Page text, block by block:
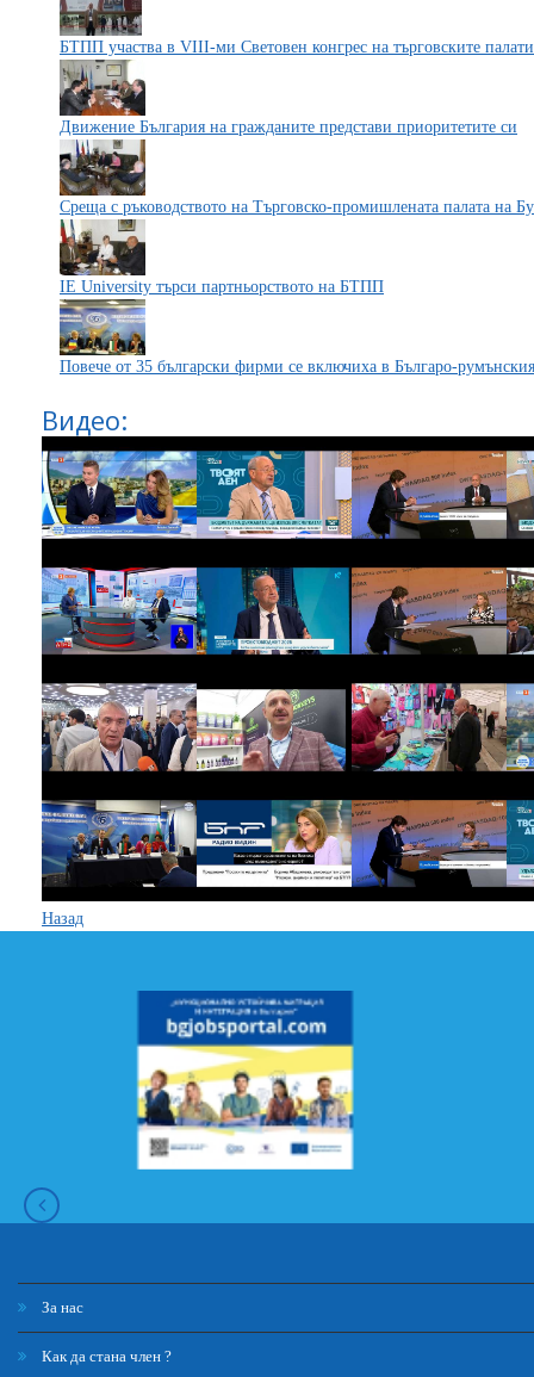
БТПП участва в VIII-ми Световен конгрес на търговските палати
Движение България на гражданите представи приоритетите си
Среща с ръководството на Търговско-промишлената палата на
IE University търси партньорството на БТПП
Повече от 35 български фирми се включиха в Българо-
Видео:
Назад
За нас
Как да стана член ?